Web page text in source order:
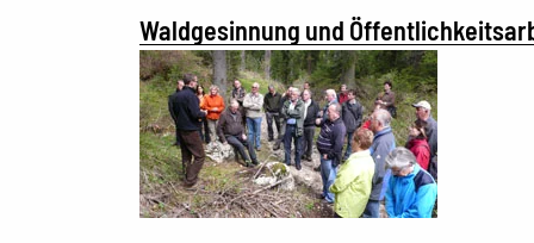
Waldgesinnung und